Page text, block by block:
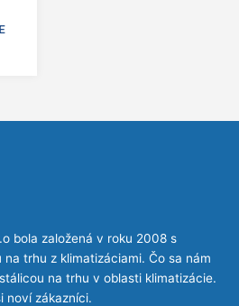
bola založená v roku 2008 s
trhu z klimatizáciami. Čo sa nám
na trhu v oblasti klimatizácie.
noví zákazníci.